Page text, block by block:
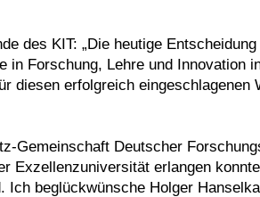
des KIT: „Die heutige
Forschung, Lehre und Innovation
diesen erfolgreich
Gemeinschaft Deutscher
Exzellenzuniversität erlangen
beglückwünsche Holger